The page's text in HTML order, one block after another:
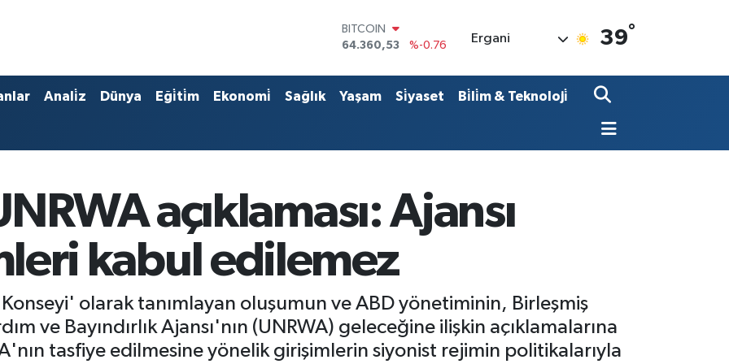
64.360,53
DOLAR
55,0265
%0.01
STERLİN
6574.81
%1.44
Ergani 39°
Anali̇z Dünya Eği̇ti̇m Ekonomi̇ Sağlık Yaşam Si̇yaset Bi̇li̇m & Teknoloji̇
açıklaması: Ajansı
kabul edilemez
olarak tanımlayan oluşumun ve ABD yönetiminin, Birleşmiş
ve Bayındırlık Ajansı'nın (UNRWA) geleceğine ilişkin açıklamalarına
tasfiye edilmesine yönelik girişimlerin siyonist rejimin politikalarıyla